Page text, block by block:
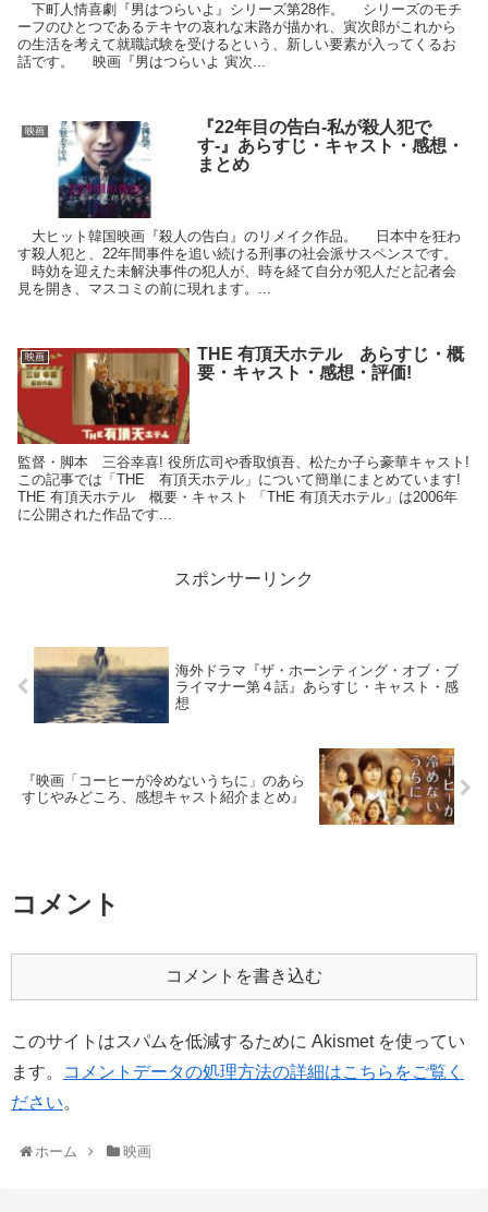
下町人情喜劇『男はつらいよ』シリーズ第28作。 シリーズのモチ
ーフのひとつであるテキヤの哀れな末路が描かれ、寅次郎がこれから
の生活を考えて就職試験を受けるという、新しい要素が入ってくるお
話です。 映画『男はつらいよ 寅次...
映画
『22年目の告白-私が殺人犯で
す-』あらすじ・キャスト・感想・
まとめ
大ヒット韓国映画『殺人の告白』のリメイク作品。 日本中を狂わ
す殺人犯と、22年間事件を追い続ける刑事の社会派サスペンスです。
時効を迎えた未解決事件の犯人が、時を経て自分が犯人だと記者会
見を開き、マスコミの前に現れます。...
映画
THE 有頂天ホテル あらすじ・概
要・キャスト・感想・評価!
監督・脚本 三谷幸喜! 役所広司や香取慎吾、松たか子ら豪華キャスト!
この記事では「THE 有頂天ホテル」について簡単にまとめています!
THE 有頂天ホテル 概要・キャスト 「THE 有頂天ホテル」は2006年
に公開された作品です...
スポンサーリンク
海外ドラマ『ザ・ホーンティング・オブ・ブ
ライマナー第４話』あらすじ・キャスト・感
想
『映画「コーヒーが冷めないうちに」のあら
すじやみどころ、感想キャスト紹介まとめ』
コメント
コメントを書き込む
このサイトはスパムを低減するために Akismet を使ってい
ます。
コメントデータの処理方法の詳細はこちらをご覧く
ださい。
ホーム 映画